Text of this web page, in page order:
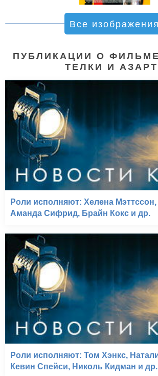
Все изображения
ПУБЛИКАЦИИ О
ТЕЛКИ И
Роли исполняют: Хелена
Аманда Сифрид, Брайн Кокс и др.
Роли исполняют: Том Хэнкс,
Кевин Спейси, Николь Кидман и др.